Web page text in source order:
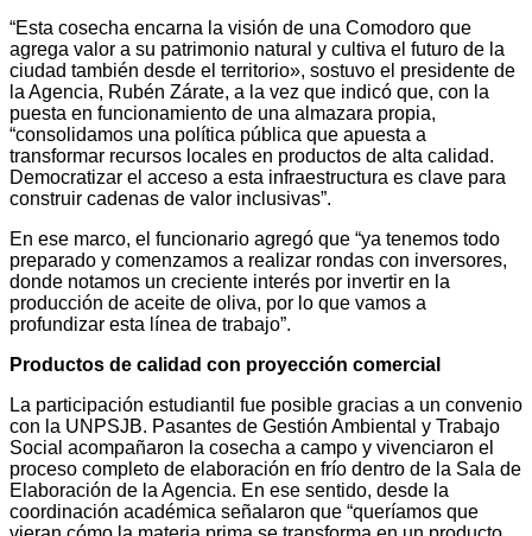
“Esta cosecha encarna la visión de una Comodoro que
agrega valor a su patrimonio natural y cultiva el futuro de la
ciudad también desde el territorio», sostuvo el presidente de
la Agencia, Rubén Zárate, a la vez que indicó que, con la
puesta en funcionamiento de una almazara propia,
“consolidamos una política pública que apuesta a
transformar recursos locales en productos de alta calidad.
Democratizar el acceso a esta infraestructura es clave para
construir cadenas de valor inclusivas”.
En ese marco, el funcionario agregó que “ya tenemos todo
preparado y comenzamos a realizar rondas con inversores,
donde notamos un creciente interés por invertir en la
producción de aceite de oliva, por lo que vamos a
profundizar esta línea de trabajo”.
Productos de calidad con proyección comercial
La participación estudiantil fue posible gracias a un convenio
con la UNPSJB. Pasantes de Gestión Ambiental y Trabajo
Social acompañaron la cosecha a campo y vivenciaron el
proceso completo de elaboración en frío dentro de la Sala de
Elaboración de la Agencia. En ese sentido, desde la
coordinación académica señalaron que “queríamos que